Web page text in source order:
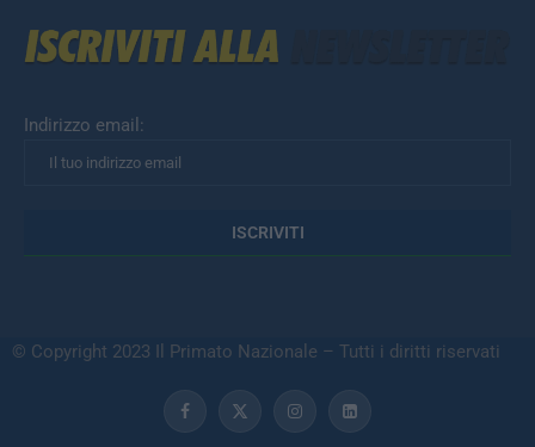
Indirizzo email:
© Copyright 2023 Il Primato Nazionale – Tutti i diritti riservati